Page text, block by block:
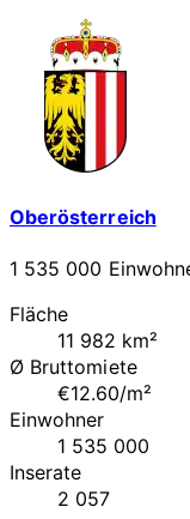
Oberösterreich
1 535 000
Fläche
11 982 km²
Ø Bruttomiete
€12.60/m²
Einwohner
1 535 000
Inserate
2 057